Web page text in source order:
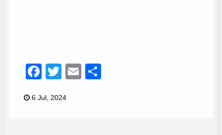
Facebook
TwitterEmail
6 Jul, 2024